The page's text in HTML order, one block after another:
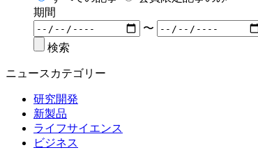
期間
〜
検索
ニュースカテゴリー
研究開発
新製品
ライフサイエンス
ビジネス